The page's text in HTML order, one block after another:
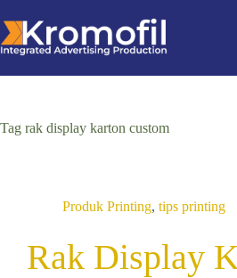
Tag rak display karton custom
Produk Printing, tips printing
Rak Display